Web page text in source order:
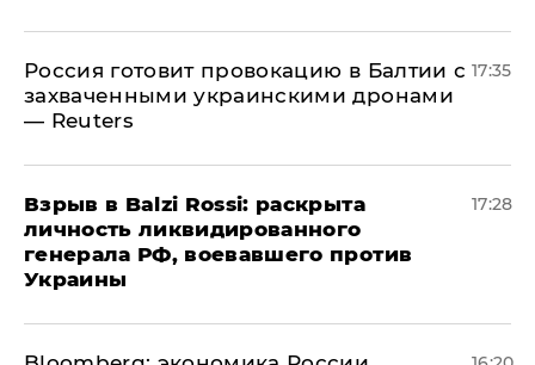
​Россия готовит провокацию в Балтии с
захваченными украинскими дронами
— Reuters
17:35
​Взрыв в Balzi Rossi: раскрыта
личность ликвидированного
генерала РФ, воевавшего против
Украины
17:28